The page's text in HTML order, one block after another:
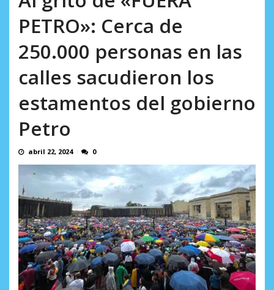
PETRO»: Cerca de
250.000 personas en las
calles sacudieron los
estamentos del gobierno
Petro
abril 22, 2024 0